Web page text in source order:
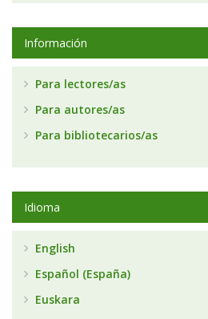
Información
Para lectores/as
Para autores/as
Para bibliotecarios/as
Idioma
English
Español (España)
Euskara